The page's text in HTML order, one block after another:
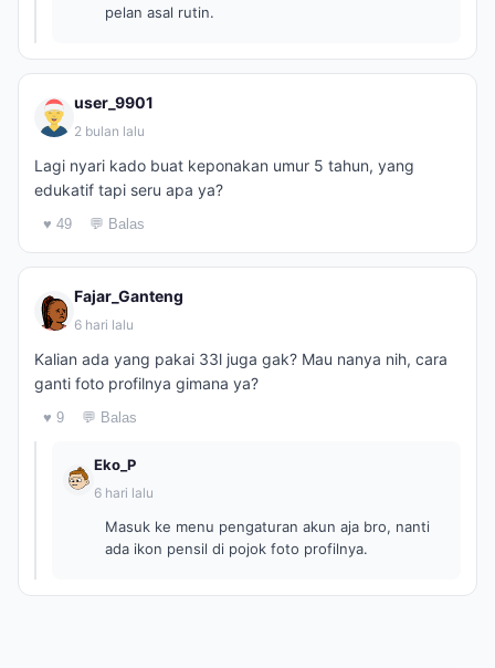
pelan asal rutin.
user_9901
2 bulan lalu
Lagi nyari kado buat keponakan umur 5 tahun, yang
edukatif tapi seru apa ya?
♥ 49 💬 Balas
Fajar_Ganteng
6 hari lalu
Kalian ada yang pakai 33l juga gak? Mau nanya nih, cara
ganti foto profilnya gimana ya?
♥ 9 💬 Balas
Eko_P
6 hari lalu
Masuk ke menu pengaturan akun aja bro, nanti
ada ikon pensil di pojok foto profilnya.